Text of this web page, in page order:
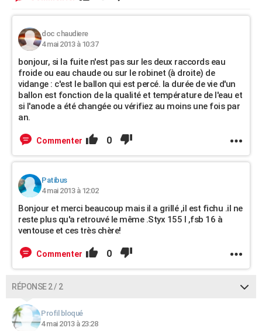
doc chaudiere
4 mai 2013 à 10:37
bonjour, si la fuite n'est pas sur les deux raccords eau
froide ou eau chaude ou sur le robinet (à droite) de
vidange : c'est le ballon qui est percé. la durée de vie d'un
ballon est fonction de la qualité et température de l'eau et
si l'anode a été changée ou vérifiez au moins une fois par
an.
Commenter 0
Patibus
4 mai 2013 à 12:02
Bonjour et merci beaucoup mais il a grillé ,il est fichu .il ne
reste plus qu'a retrouvé le même .Styx 155 l ,fsb 16 à
ventouse et ces très chère!
Commenter 0
RÉPONSE 2 / 2
Profil bloqué
4 mai 2013 à 23:28